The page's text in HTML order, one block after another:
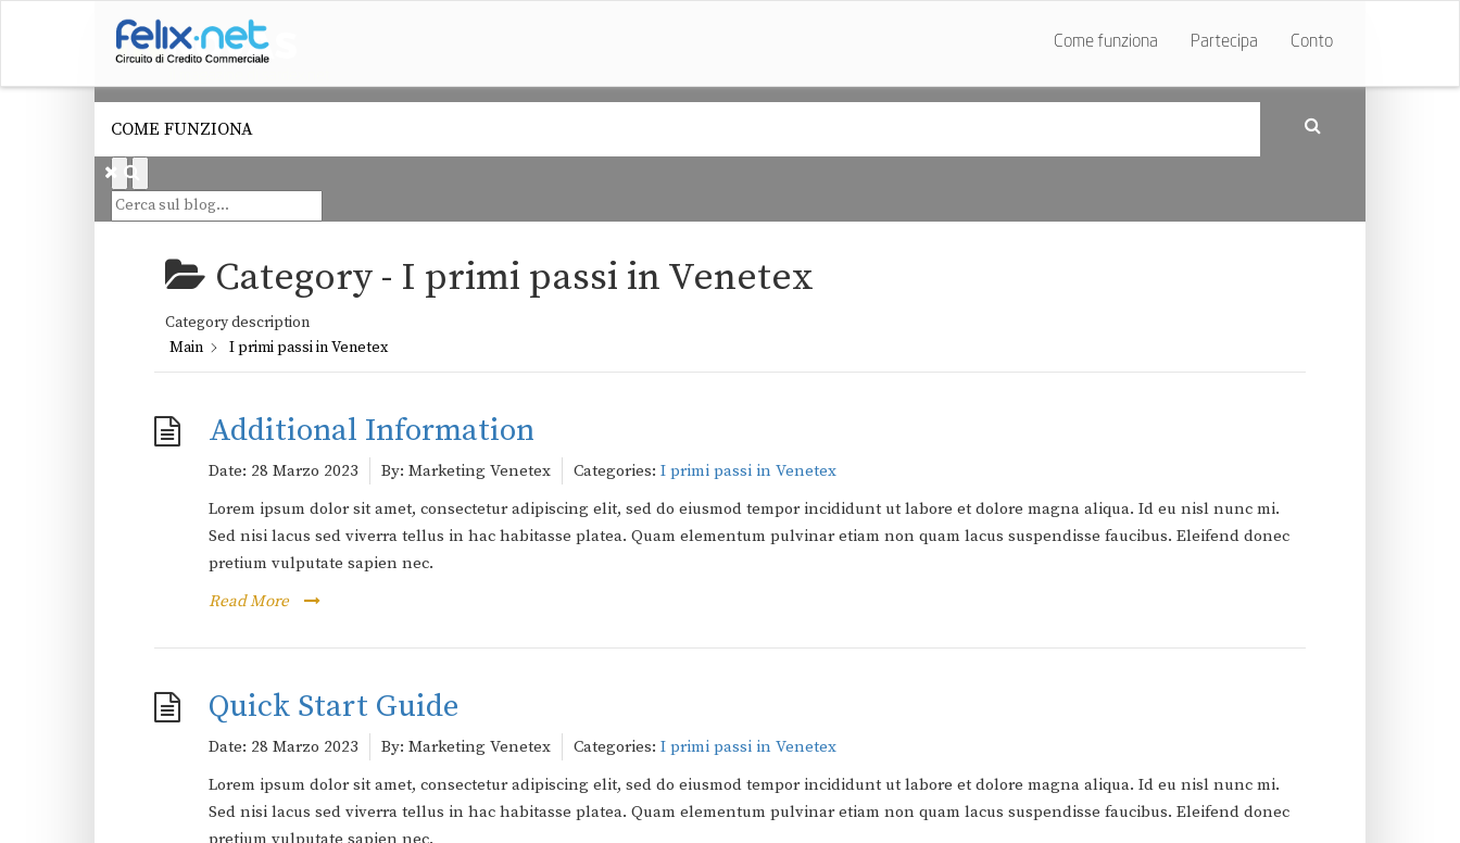
Come funziona Partecipa Conto
COME FUNZIONA
Category - I primi passi in Venetex
Category description
Main
I primi passi in Venetex
Additional Information
Date: 28 Marzo 2023 By: Marketing Venetex Categories: I primi passi in Venetex
Lorem ipsum dolor sit amet, consectetur adipiscing elit, sed do eiusmod tempor incididunt ut labore et dolore magna aliqua. Id eu nisl nunc mi.
Sed nisi lacus sed viverra tellus in hac habitasse platea. Quam elementum pulvinar etiam non quam lacus suspendisse faucibus. Eleifend donec
pretium vulputate sapien nec.
Read More
Quick Start Guide
Date: 28 Marzo 2023 By: Marketing Venetex Categories: I primi passi in Venetex
Lorem ipsum dolor sit amet, consectetur adipiscing elit, sed do eiusmod tempor incididunt ut labore et dolore magna aliqua. Id eu nisl nunc mi.
Sed nisi lacus sed viverra tellus in hac habitasse platea. Quam elementum pulvinar etiam non quam lacus suspendisse faucibus. Eleifend donec